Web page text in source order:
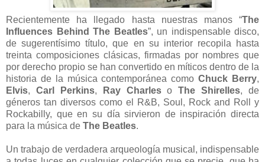
Recientemente ha llegado hasta nuestras manos “The
Influences Behind The Beatles”, un indispensable disco,
de sugerentísimo título, que en su interior recopila hasta
treinta composiciones clásicas, firmadas por nombres que
por derecho propio se han convertido en míticos dentro de la
historia de la música contemporánea comoChuck Berry,
Elvis, Carl Perkins, Ray CharlesoThe Shirelles, de
géneros tan diversos como el R&B, Soul, Rock and Roll y
Rockabilly, que en su día sirvieron de inspiración directa
para la música de The Beatles.
Un trabajo de verdadera arqueología musical, indispensable